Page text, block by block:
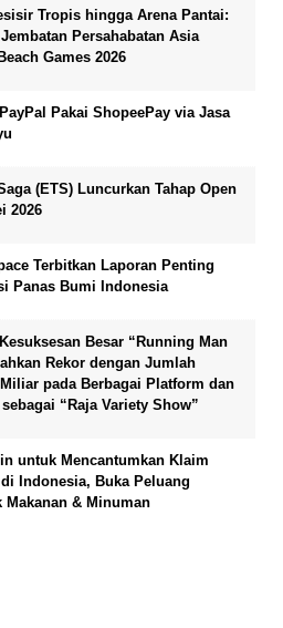
Tropis hingga Arena Pantai:
Persahabatan Asia
Games 2026
Pakai ShopeePay via Jasa
(ETS) Luncurkan Tahap Open
2026
Terbitkan Laporan Penting
Panas Bumi Indonesia
Besar “Running Man
Rekor dengan Jumlah
pada Berbagai Platform dan
“Raja Variety Show”
untuk Mencantumkan Klaim
Indonesia, Buka Peluang
& Minuman